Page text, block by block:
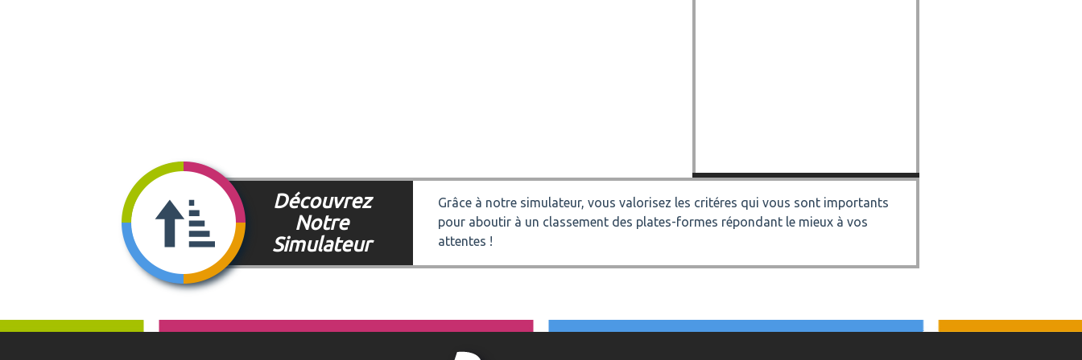
Découvrez
Notre
Simulateur
Grâce à notre simulateur, vous valorisez les critéres qui vous sont importants
pour aboutir à un classement des plates-formes répondant le mieux à vos
attentes !